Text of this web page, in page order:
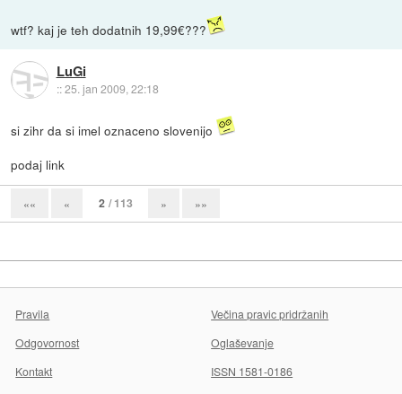
wtf? kaj je teh dodatnih 19,99€???
LuGi
::25. jan 2009, 22:18
si zihr da si imel oznaceno slovenijo
podaj link
«« « 2 / 113 » »»
Pravila
Večina pravic pridržanih
Odgovornost
Oglaševanje
Kontakt
ISSN 1581-0186